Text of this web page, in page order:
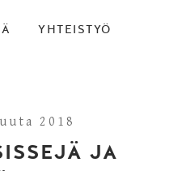
YHTEISTYÖ
2018
JA